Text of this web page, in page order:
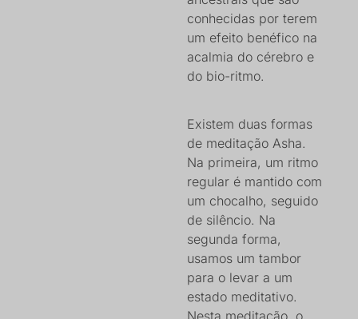
conhecidas por terem
um efeito benéfico na
acalmia do cérebro e
do bio-ritmo.
Existem duas formas
de meditação Asha.
Na primeira, um ritmo
regular é mantido com
um chocalho, seguido
de silêncio. Na
segunda forma,
usamos um tambor
para o levar a um
estado meditativo.